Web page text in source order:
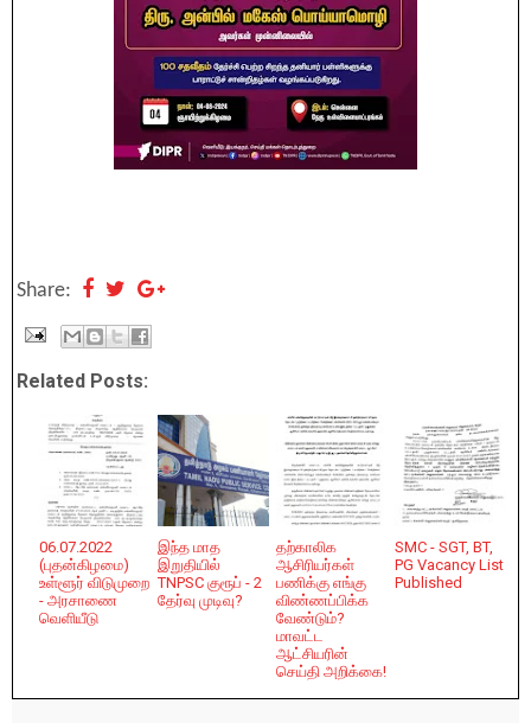
Share:
Related Posts:
06.07.2022
(புதன்கிழமை)
உள்ளூர் விடுமுறை
- அரசாணை
வெளியீடு
இந்த மாத
இறுதியில்
TNPSC குரூப் - 2
தேர்வு முடிவு?
தற்காலிக
ஆசிரியர்கள்
பணிக்கு எங்கு
விண்ணப்பிக்க
வேண்டும்?
மாவட்ட
ஆட்சியரின்
செய்தி அறிக்கை!
SMC - SGT, BT,
PG Vacancy List
Published